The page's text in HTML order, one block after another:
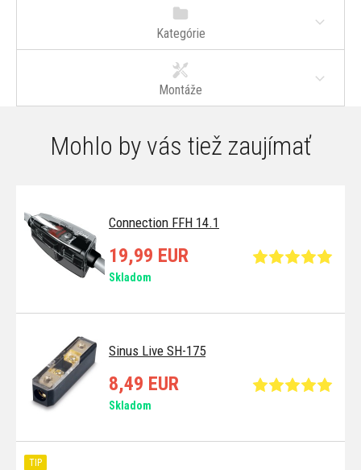
Kategórie
Montáže
Mohlo by vás tiež zaujímať
Connection FFH 14.1
19,99 EUR
Skladom
Sinus Live SH-175
8,49 EUR
Skladom
TIP